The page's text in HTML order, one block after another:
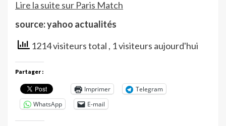
Lire la suite sur Paris Match
source: yahoo actualités
1214 visiteurs total , 1 visiteurs aujourd'hui
Partager :
Imprimer
Telegram
WhatsApp
E-mail